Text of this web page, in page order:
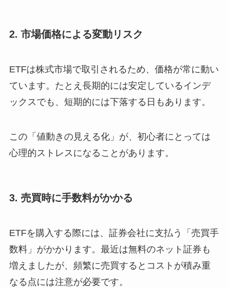
2. 市場価格による変動リスク
ETFは株式市場で取引されるため、価格が常に動い
ています。たとえ長期的には安定しているインデ
ックスでも、短期的には下落する日もあります。
この「値動きの見える化」が、初心者にとっては
心理的ストレスになることがあります。
3. 売買時に手数料がかかる
ETFを購入する際には、証券会社に支払う「売買手
数料」がかかります。最近は無料のネット証券も
増えましたが、頻繁に売買するとコストが積み重
なる点には注意が必要です。